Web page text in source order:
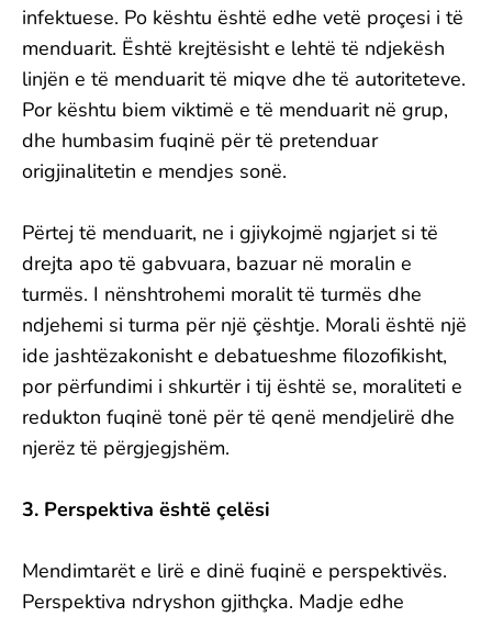
infektuese. Po kështu është edhe vetë proçesi i të
menduarit. Është krejtësisht e lehtë të ndjekësh
linjën e të menduarit të miqve dhe të autoriteteve.
Por kështu biem viktimë e të menduarit në grup,
dhe humbasim fuqinë për të pretenduar
origjinalitetin e mendjes sonë.
Përtej të menduarit, ne i gjiykojmë ngjarjet si të
drejta apo të gabvuara, bazuar në moralin e
turmës. I nënshtrohemi moralit të turmës dhe
ndjehemi si turma për një çështje. Morali është një
ide jashtëzakonisht e debatueshme filozofikisht,
por përfundimi i shkurtër i tij është se, moraliteti e
redukton fuqinë tonë për të qenë mendjelirë dhe
njerëz të përgjegjshëm.
3. Perspektiva është çelësi
Mendimtarët e lirë e dinë fuqinë e perspektivës.
Perspektiva ndryshon gjithçka. Madje edhe